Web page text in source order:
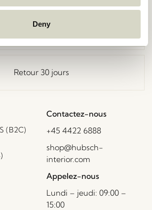
Deny
Retour 30 jours
(B2C)
Contactez-nous
+45 4422 6888
shop@hubsch-
interior.com
Appelez-nous
Lundi – jeudi: 09:00 –
15:00